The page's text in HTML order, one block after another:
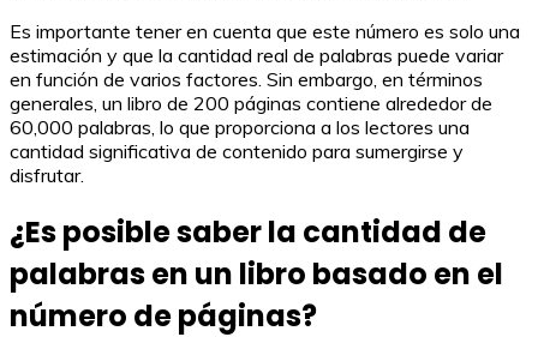
Es importante tener en cuenta que este número es solo una
estimación y que la cantidad real de palabras puede variar
en función de varios factores. Sin embargo, en términos
generales, un libro de 200 páginas contiene alrededor de
60,000 palabras, lo que proporciona a los lectores una
cantidad significativa de contenido para sumergirse y
disfrutar.
¿Es posible saber la cantidad de
palabras en un libro basado en el
número de páginas?